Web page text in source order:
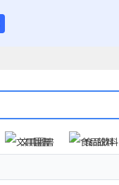
文具圖書 食品飲料